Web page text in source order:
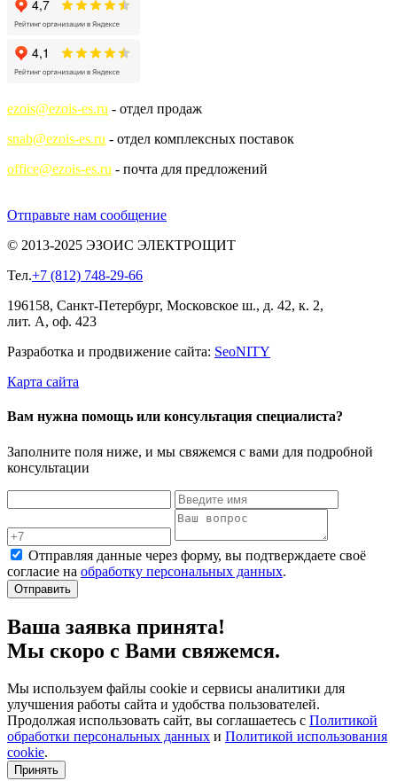
ezois@ezois-es.ru - отдел продаж
snab@ezois-es.ru - отдел комплексных поставок
office@ezois-es.ru - почта для предложений
Отправьте нам сообщение
© 2013-2025 ЭЗОИС ЭЛЕКТРОЩИТ
Тел.+7 (812) 748-29-66
196158, Санкт-Петербург, Московское ш., д. 42, к. 2,
лит. А, оф. 423
Разработка и продвижение сайта: SeoNITY
Карта сайта
Вам нужна помощь или консультация специалиста?
Заполните поля ниже, и мы свяжемся с вами для подробной
консультации
Отправляя данные через форму, вы подтверждаете своё
согласие на обработку персональных данных.
Отправить
Ваша заявка принята!
Мы скоро с Вами свяжемся.
Мы используем файлы cookie и сервисы аналитики для
улучшения работы сайта и удобства пользователей.
Продолжая использовать сайт, вы соглашаетесь с Политикой
обработки персональных данных и Политикой использования
cookie.
Принять